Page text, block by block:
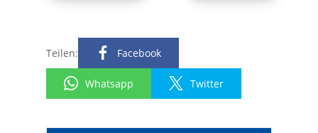
Teilen: Facebook
Whatsapp Twitter